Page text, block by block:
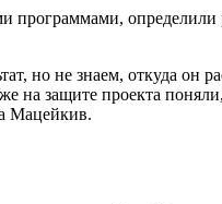
не знаем, откуда он
на защите проекта
Мацейкив.